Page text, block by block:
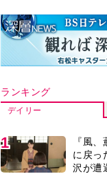
ランキング
デイリー
1
『風
に戻っ
沢が遭